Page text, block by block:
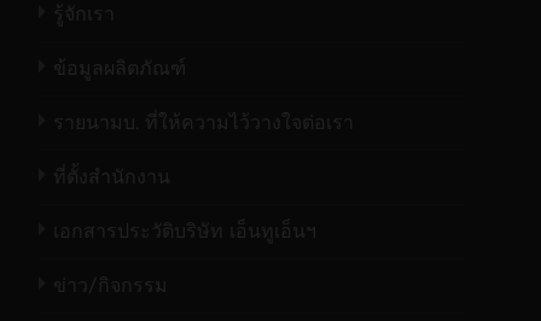
รู้จักเรา
ข้อมูลผลิตภัณฑ์
รายนามบ. ที่ให้ความไว้วางใจต่อเรา
ที่ตั้งสำนักงาน
เอกสารประวัติบริษัท เอ็นทูเอ็นฯ
ข่าว/กิจกรรม